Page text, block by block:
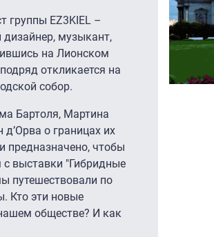
группы EZ3KIEL –
дизайнер, музыкант,
на Лионском
откликается на
собор.
Бартоля, Мартина
о границах их
предназначено, чтобы
выставки "Гибридные
путешествовали по
Кто эти новые
обществе? И как